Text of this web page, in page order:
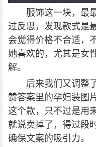
服饰这一块，最
过反思，发现款式是
会觉得价格不合适，
她喜欢的，尤其是女
解。
后来我们又调整
赞答案里的孕妇装图
这个款，只不过是用
就说卖掉了，得过段
确保文案的吸引力。